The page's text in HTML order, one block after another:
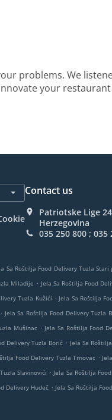
problems. We
your restaurant
Contact us
Patriotske Lige
Herzegovina
035 250 800 ; 035
Sa Roštilja Food Delivery Tuzla Stari
Miladije . Jela Sa Roštilja Food
Tuzla Kužići . Jela Sa Roštilja
. Jela Sa Roštilja Food Delivery Tuzla
Mušinac . Jela Sa Roštilja Food
Delivery Tuzla Borić . Jela Sa
Food Delivery Tuzla Trnovac .
Slavinovići . Jela Sa Roštilja
Delivery Hudeč . Jela Sa Roštilja